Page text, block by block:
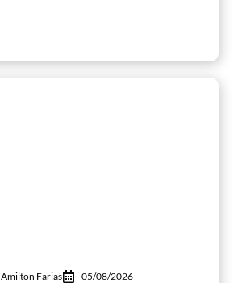
Amilton Farias 05/08/2026